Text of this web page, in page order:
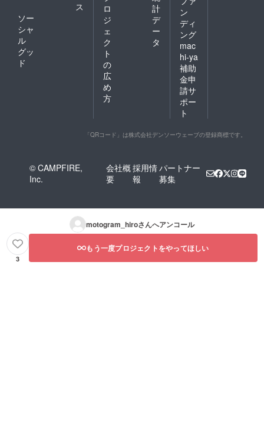
ス
ソー
シャ
ル
グッ
ド
ロ
ジ
ェ
ク
ト
の
広
め
方
計
デ
ー
タ
ン
ディ
ング
mac
hi-ya
補助
金申
請サ
ポー
ト
「QRコード」は株式会社デンソーウェーブの登録商標です。
© CAMPFIRE,
Inc.
会社概
要
採用情
報
パートナー
募集
motogram_hiroさんへアンコール
3
もう一度プロジェクトをやってほしい